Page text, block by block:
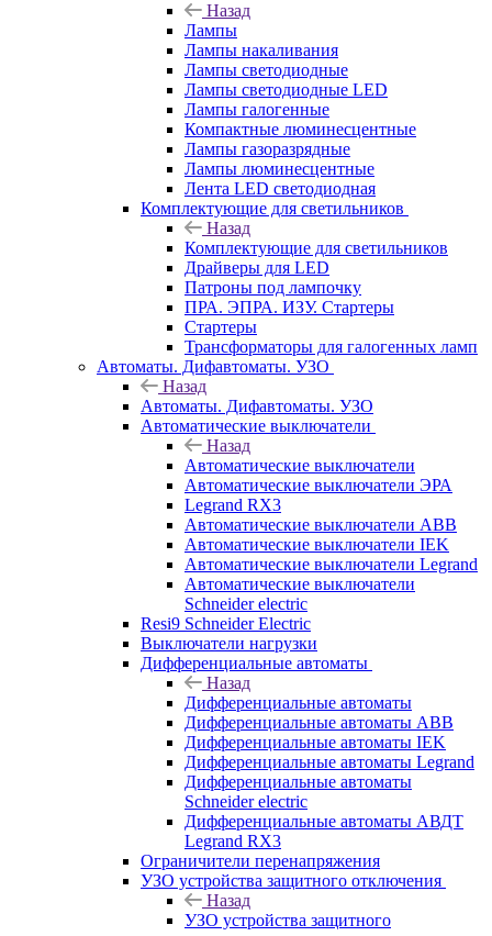
Назад
Лампы
Лампы накаливания
Лампы светодиодные
Лампы светодиодные LED
Лампы галогенные
Компактные люминесцентные
Лампы газоразрядные
Лампы люминесцентные
Лента LED светодиодная
Комплектующие для светильников
Назад
Комплектующие для светильников
Драйверы для LED
Патроны под лампочку
ПРА. ЭПРА. ИЗУ. Стартеры
Стартеры
Трансформаторы для галогенных ламп
Автоматы. Дифавтоматы. УЗО
Назад
Автоматы. Дифавтоматы. УЗО
Автоматические выключатели
Назад
Автоматические выключатели
Автоматические выключатели ЭРА
Legrand RX3
Автоматические выключатели ABB
Автоматические выключатели IEK
Автоматические выключатели Legrand
Автоматические выключатели
Schneider electric
Resi9 Schneider Electric
Выключатели нагрузки
Дифференциальные автоматы
Назад
Дифференциальные автоматы
Дифференциальные автоматы ABB
Дифференциальные автоматы IEK
Дифференциальные автоматы Legrand
Дифференциальные автоматы
Schneider electric
Дифференциальные автоматы АВДТ
Legrand RX3
Ограничители перенапряжения
УЗО устройства защитного отключения
Назад
УЗО устройства защитного